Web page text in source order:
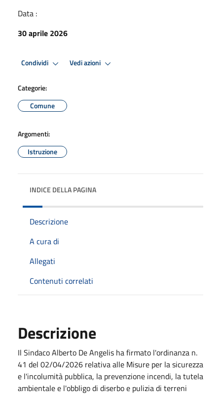
Data :
30 aprile 2026
Condividi Vedi azioni
Categorie:
Comune
Argomenti:
Istruzione
INDICE DELLA PAGINA
Descrizione
A cura di
Allegati
Contenuti correlati
Descrizione
Il Sindaco Alberto De Angelis ha firmato l'ordinanza n.
41 del 02/04/2026 relativa alle Misure per la sicurezza
e l'incolumità pubblica, la prevenzione incendi, la tutela
ambientale e l'obbligo di diserbo e pulizia di terreni